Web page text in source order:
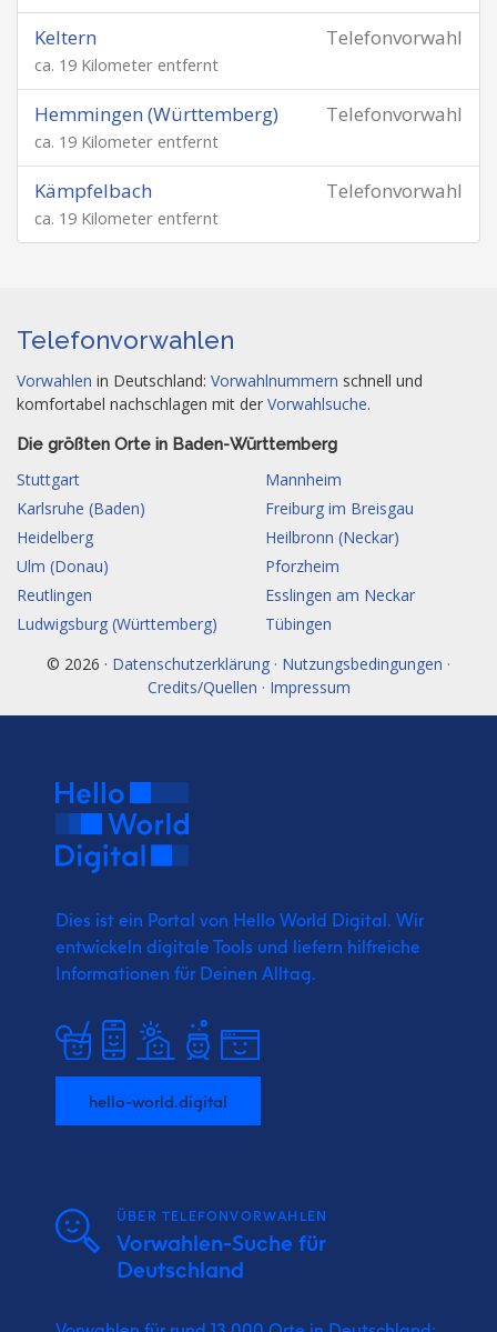
Telefonvorwahl
Keltern
ca. 19 Kilometer entfernt
Telefonvorwahl
Hemmingen (Württemberg)
ca. 19 Kilometer entfernt
Telefonvorwahl
Kämpfelbach
ca. 19 Kilometer entfernt
Telefonvorwahlen
Vorwahlen in Deutschland: Vorwahlnummern schnell und
komfortabel nachschlagen mit der Vorwahlsuche.
Die größten Orte in Baden-Württemberg
Stuttgart
Mannheim
Karlsruhe (Baden)
Freiburg im Breisgau
Heidelberg
Heilbronn (Neckar)
Ulm (Donau)
Pforzheim
Reutlingen
Esslingen am Neckar
Ludwigsburg (Württemberg)
Tübingen
© 2026 · Datenschutzerklärung · Nutzungsbedingungen ·
Credits/Quellen · Impressum
Dies ist ein Portal von Hello World Digital. Wir
entwickeln digitale Tools und liefern hilfreiche
Informationen für Deinen Alltag.
hello-world.digital
ÜBER TELEFONVORWAHLEN
Vorwahlen-Suche für
Deutschland